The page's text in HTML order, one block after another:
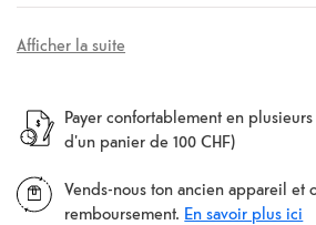
Afficher la suite
Payer confortablement en
d'un panier de 100 CHF)
Vends-nous ton ancien appareil et
remboursement. En savoir plus ici